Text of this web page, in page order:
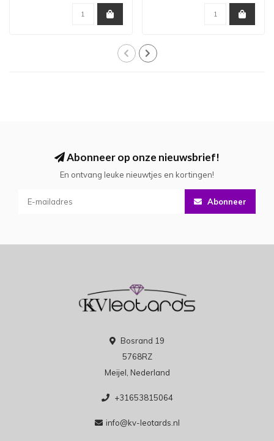
Abonneer op onze nieuwsbrief!
En ontvang leuke nieuwtjes en kortingen!
Abonneer
Bosrand 19
5768RZ
Meijel, Nederland
+31653815064
info@kv-leotards.nl